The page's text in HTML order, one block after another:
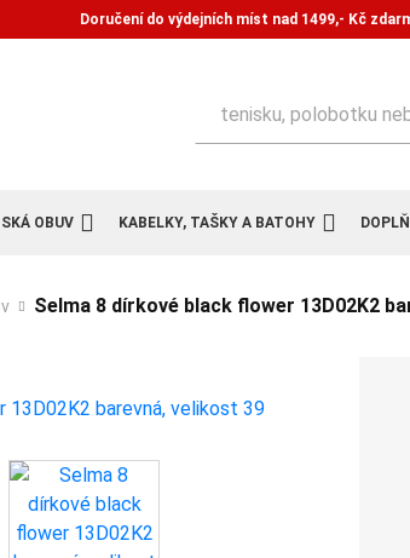
Doručení do výdejních míst nad 1499,- Kč
OBUV KABELKY, TAŠKY A BATOHY
Selma 8 dírkové black flower 13D02K2